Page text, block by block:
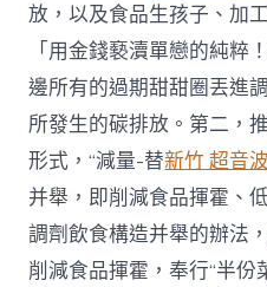
放，以及食品生孩子、加
「用金錢褻瀆單戀的純粹
邊所有的過期甜甜圈丟進
所發生的碳排放。第二，
形式，“減量-替新竹 超音
并舉，即削減食品揮霍、
調劑飲食構造并舉的辦法
削減食品揮霍，奉行“半份